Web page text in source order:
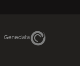
Genedata Link